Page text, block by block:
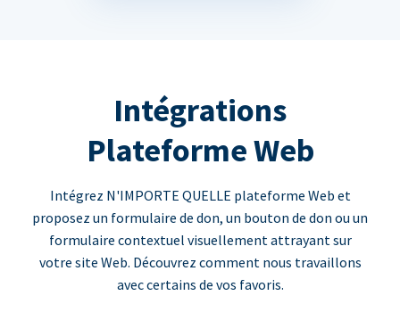
Intégrations
Plateforme Web
Intégrez N'IMPORTE QUELLE plateforme Web et
proposez un formulaire de don, un bouton de don ou un
formulaire contextuel visuellement attrayant sur
votre site Web. Découvrez comment nous travaillons
avec certains de vos favoris.